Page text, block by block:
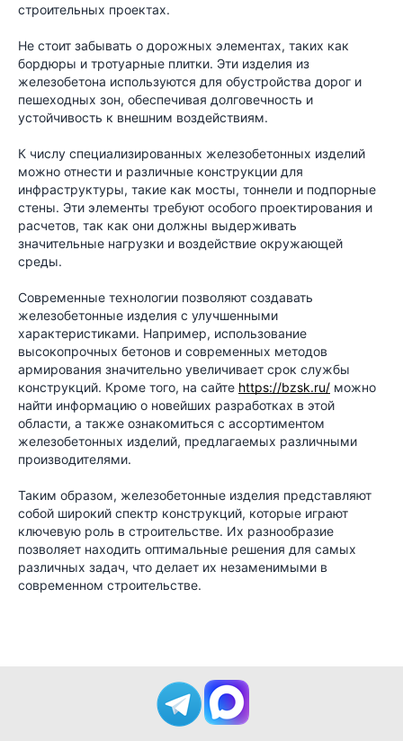
строительных проектах.
Не стоит забывать о дорожных элементах, таких как
бордюры и тротуарные плитки. Эти изделия из
железобетона используются для обустройства дорог и
пешеходных зон, обеспечивая долговечность и
устойчивость к внешним воздействиям.
К числу специализированных железобетонных изделий
можно отнести и различные конструкции для
инфраструктуры, такие как мосты, тоннели и подпорные
стены. Эти элементы требуют особого проектирования и
расчетов, так как они должны выдерживать
значительные нагрузки и воздействие окружающей
среды.
Современные технологии позволяют создавать
железобетонные изделия с улучшенными
характеристиками. Например, использование
высокопрочных бетонов и современных методов
армирования значительно увеличивает срок службы
конструкций. Кроме того, на сайте https://bzsk.ru/ можно
найти информацию о новейших разработках в этой
области, а также ознакомиться с ассортиментом
железобетонных изделий, предлагаемых различными
производителями.
Таким образом, железобетонные изделия представляют
собой широкий спектр конструкций, которые играют
ключевую роль в строительстве. Их разнообразие
позволяет находить оптимальные решения для самых
различных задач, что делает их незаменимыми в
современном строительстве.